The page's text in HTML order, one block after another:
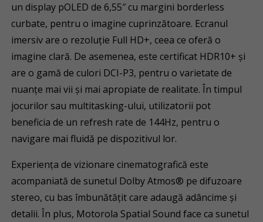
un display pOLED de 6,55″ cu margini borderless
curbate, pentru o imagine cuprinzătoare. Ecranul
imersiv are o rezoluție Full HD+, ceea ce oferă o
imagine clară. De asemenea, este certificat HDR10+ și
are o gamă de culori DCI-P3, pentru o varietate de
nuanțe mai vii și mai apropiate de realitate. În timpul
jocurilor sau multitasking-ului, utilizatorii pot
beneficia de un refresh rate de 144Hz, pentru o
navigare mai fluidă pe dispozitivul lor.
Experiența de vizionare cinematografică este
acompaniată de sunetul Dolby Atmos® pe difuzoare
stereo, cu bas îmbunătățit care adaugă adâncime și
detalii. În plus, Motorola Spatial Sound face ca sunetul